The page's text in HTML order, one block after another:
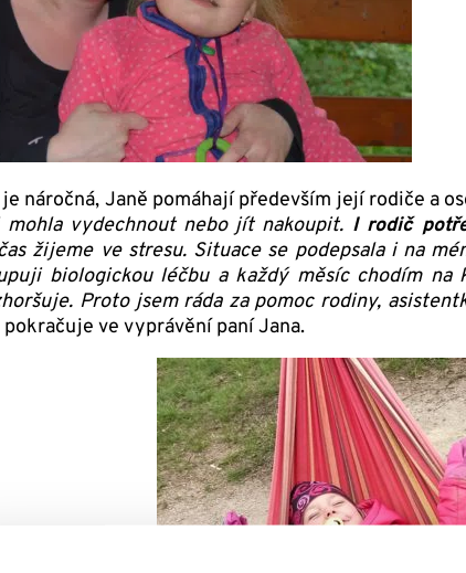
náročná, Janě pomáhají především její rodiče a
mohla vydechnout nebo jít nakoupit. I rodič
žijeme ve stresu. Situace se podepsala i na
biologickou léčbu a každý měsíc chodím
Proto jsem ráda za pomoc rodiny,
pokračuje ve vyprávění paní Jana.